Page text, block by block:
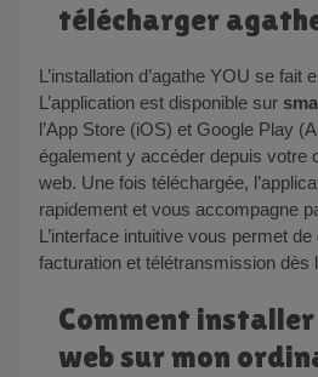
télécharger
L’installation d’agathe YOU se fait en un clin d’œil !
L’application est disponible sur
l’App Store (iOS) et Google Play
également y accéder depuis votre
web. Une fois téléchargée,
rapidement et vous accompagne
L’interface intuitive vous permet
facturation et télétransmission dès
Comment installer Agathe YOU
web sur mon